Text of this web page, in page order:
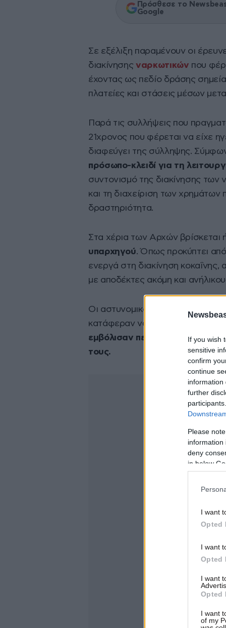
If you wish
sensitive
confirm
continue
information
further
Please
information
deny
in below
I want
Opted
I want
Opted
I want
Opted
I want
of my
Πρόσθεσε το
Google
Σε εξέλιξη παραμένουν οι
διακίνησηςναρκωτικών που
έχοντας ως πεδίο δράσης
πλατείες και στάσεις μέσων
Παρά τις συλλήψεις που
21χρονος που φέρεται να είχε
διαφεύγει της σύλληψης.
πρόσωπο-κλειδί για τη
συντονισμό της διακίνησης των
και τη διαχείριση των
δραστηριότητα.
Στα χέρια των Αρχών βρίσκεται
υπαρχηγού. Όπως προκύπτει
ενεργά στη διακίνηση κοκαΐνης,
με αποδέκτες ακόμη και
Οι αστυνομικοί εκτιμούν ότι ο
κατάφεραν να διαφύγουν κατά
εμβόλισαν περιπολικό όχημα
τους.